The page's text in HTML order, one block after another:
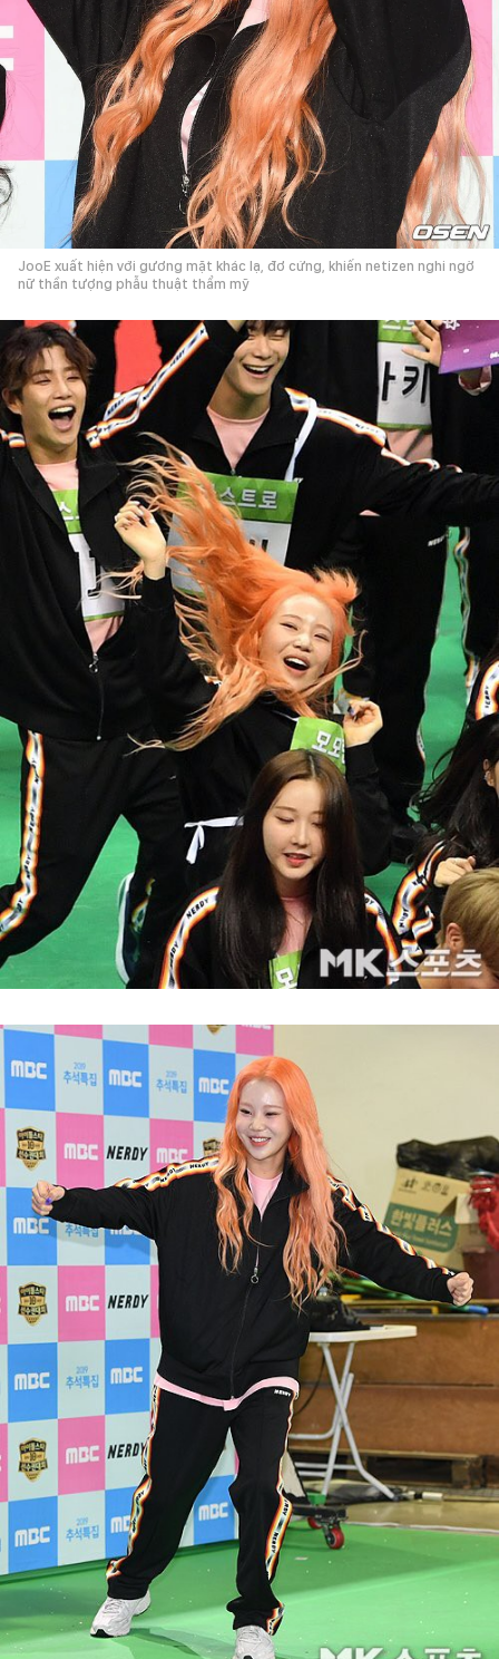
JooE xuất hiện với gương mặt khác lạ, đơ cứng, khiến netizen nghi ngờ
nữ thần tượng phẫu thuật thẩm mỹ